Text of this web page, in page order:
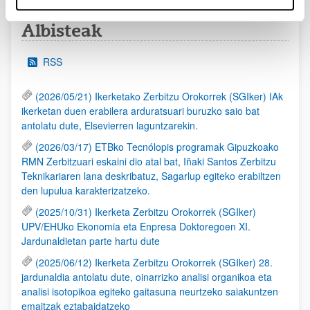
Albisteak
RSS
(2026/05/21) Ikerketako Zerbitzu Orokorrek (SGIker) IAk
ikerketan duen erabilera arduratsuari buruzko saio bat
antolatu dute, Elsevierren laguntzarekin.
(2026/03/17) ETBko Tecnólopis programak Gipuzkoako
RMN Zerbitzuari eskaini dio atal bat, Iñaki Santos Zerbitzu
Teknikariaren lana deskribatuz, Sagarlup egiteko erabiltzen
den lupulua karakterizatzeko.
(2025/10/31) Ikerketa Zerbitzu Orokorrek (SGIker)
UPV/EHUko Ekonomia eta Enpresa Doktoregoen XI.
Jardunaldietan parte hartu dute
(2025/06/12) Ikerketa Zerbitzu Orokorrek (SGIker) 28.
jardunaldia antolatu dute, oinarrizko analisi organikoa eta
analisi isotopikoa egiteko gaitasuna neurtzeko saiakuntzen
emaitzak eztabaidatzeko